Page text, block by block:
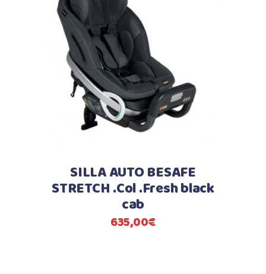
SILLA AUTO BESAFE
STRETCH .Col .Fresh black
cab
635,00€